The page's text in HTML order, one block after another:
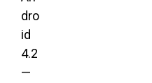
dro
id
4.2
—